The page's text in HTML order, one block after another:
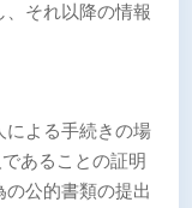
、それ以降の情報
による手続きの場
あることの証明
公的書類の提出